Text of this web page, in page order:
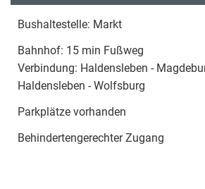
Bushaltestelle: Markt
Bahnhof: 15 min Fußweg
Verbindung: Haldensleben -
Haldensleben - Wolfsburg
Parkplätze vorhanden
Behindertengerechter Zugang